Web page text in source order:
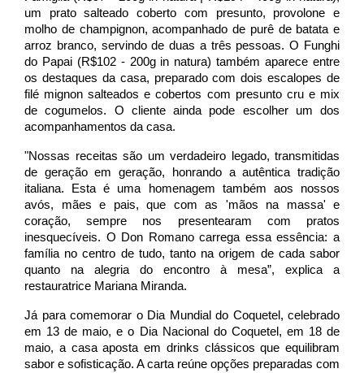
um prato salteado coberto com presunto, provolone e
molho de champignon, acompanhado de purê de batata e
arroz branco, servindo de duas a três pessoas. O Funghi
do Papai (R$102 - 200g in natura) também aparece entre
os destaques da casa, preparado com dois escalopes de
filé mignon salteados e cobertos com presunto cru e mix
de cogumelos. O cliente ainda pode escolher um dos
acompanhamentos da casa.
"Nossas receitas são um verdadeiro legado, transmitidas
de geração em geração, honrando a autêntica tradição
italiana. Esta é uma homenagem também aos nossos
avós, mães e pais, que com as 'mãos na massa' e
coração, sempre nos presentearam com pratos
inesquecíveis. O Don Romano carrega essa essência: a
família no centro de tudo, tanto na origem de cada sabor
quanto na alegria do encontro à mesa”, explica a
restauratrice Mariana Miranda.
Já para comemorar o Dia Mundial do Coquetel, celebrado
em 13 de maio, e o Dia Nacional do Coquetel, em 18 de
maio, a casa aposta em drinks clássicos que equilibram
sabor e sofisticação. A carta reúne opções preparadas com